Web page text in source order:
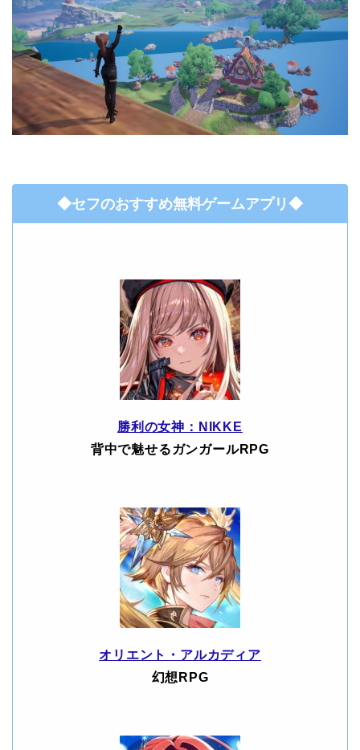
◆セフのおすすめ無料ゲームアプリ◆
勝利の女神：NIKKE
背中で魅せるガンガールRPG
オリエント・アルカディア
幻想RPG